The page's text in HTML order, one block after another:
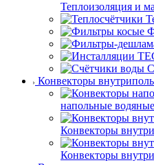
Теплоизоляция и
Конвекторы
напольные водяные
Конвекторы
Конвекторы